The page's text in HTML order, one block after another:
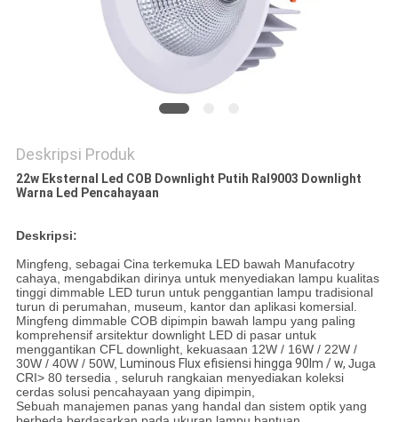
Deskripsi Produk
22w Eksternal Led COB Downlight Putih Ral9003 Downlight
Warna Led Pencahayaan
Deskripsi:
Mingfeng, sebagai Cina terkemuka LED bawah Manufacotry
cahaya, mengabdikan dirinya untuk menyediakan lampu kualitas
tinggi dimmable LED turun untuk penggantian lampu tradisional
turun di perumahan, museum, kantor dan aplikasi komersial.
Mingfeng dimmable COB dipimpin bawah lampu yang paling
komprehensif arsitektur downlight LED di pasar untuk
menggantikan CFL downlight, kekuasaan 12W / 16W / 22W /
30W / 40W / 50W, Luminous Flux efisiensi hingga 90lm / w, Juga
CRI> 80 tersedia , seluruh rangkaian menyediakan koleksi
cerdas solusi pencahayaan yang dipimpin,
Sebuah manajemen panas yang handal dan sistem optik yang